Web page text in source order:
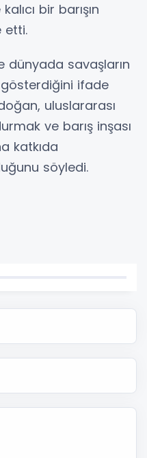
bir barışın
etti.
dünyada savaşların
ifade
uluslararası
ve barış inşası
katkıda
söyledi.